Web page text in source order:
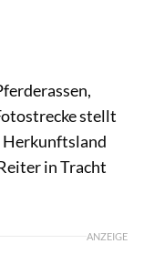
stellt
Herkunftsland
in Tracht
ANZEIGE